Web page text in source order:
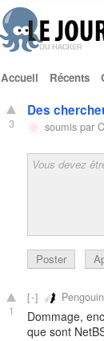
Accueil Récents
3
Des
soumis par
Poster
1
Dommage,
que sont